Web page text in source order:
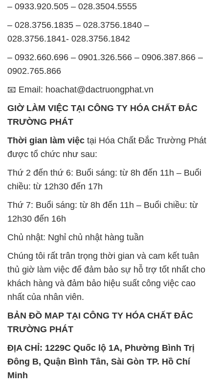
– 0933.920.505 – 028.3504.5555
– 028.3756.1835 – 028.3756.1840 –
028.3756.1841- 028.3756.1842
– 0932.660.696 – 0901.326.566 – 0906.387.866 –
0902.765.866
📧 Email: hoachat@dactruongphat.vn
GIỜ LÀM VIỆC TẠI CÔNG TY HÓA CHẤT ĐẮC
TRƯỜNG PHÁT
Thời gian làm việc tại Hóa Chất Đắc Trường Phát
được tổ chức như sau:
Thứ 2 đến thứ 6: Buổi sáng: từ 8h đến 11h – Buổi
chiều: từ 12h30 đến 17h
Thứ 7: Buổi sáng: từ 8h đến 11h – Buổi chiều: từ
12h30 đến 16h
Chủ nhật: Nghỉ chủ nhật hàng tuần
Chúng tôi rất trân trọng thời gian và cam kết tuân
thủ giờ làm việc để đảm bảo sự hỗ trợ tốt nhất cho
khách hàng và đảm bảo hiệu suất công việc cao
nhất của nhân viên.
BẢN ĐỒ MAP TẠI CÔNG TY HÓA CHẤT ĐẮC
TRƯỜNG PHÁT
ĐỊA CHỈ: 1229C Quốc lộ 1A, Phường Bình Trị
Đông B, Quận Bình Tân, Sài Gòn TP. Hồ Chí
Minh